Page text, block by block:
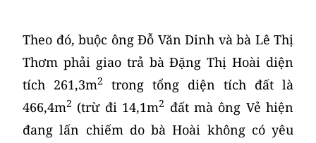
Theo đó, buộc ông Đỗ Văn Dinh và bà Lê Thị
Thơm phải giao trả bà Đặng Thị Hoài diện
tích 261,3m2
trong tổng diện tích đất là
466,4m2 (trừ đi 14,1m2 đất mà ông Vẻ hiện
đang lấn chiếm do bà Hoài không có yêu